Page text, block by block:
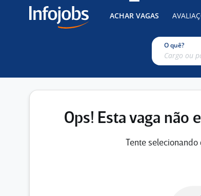
ACHAR VAGAS
O quê?
Ops! Esta vaga não
Tente